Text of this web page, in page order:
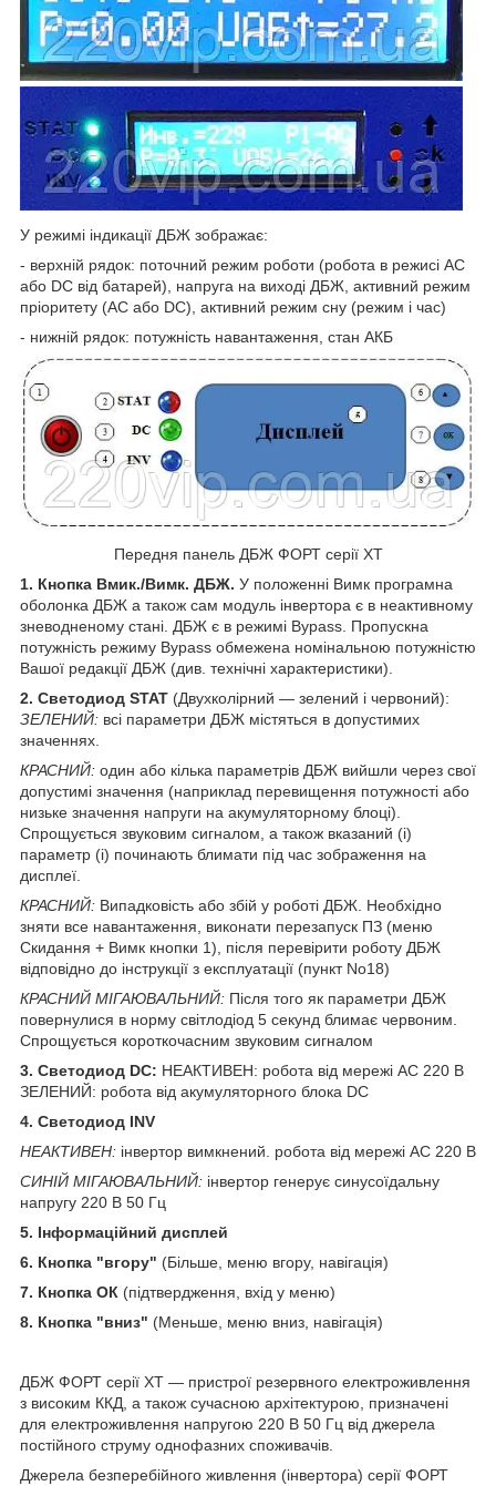
У режимі індикації ДБЖ зображає:
- верхній рядок: поточний режим роботи (робота в режисі АС
або DC від батарей), напруга на виході ДБЖ, активний режим
пріоритету (АС або DC), активний режим сну (режим і час)
- нижній рядок: потужність навантаження, стан АКБ
Передня панель ДБЖ ФОРТ серії ХТ
1. Кнопка Вмик./Вимк. ДБЖ. У положенні Вимк програмна
оболонка ДБЖ а також сам модуль інвертора є в неактивному
зневодненому стані. ДБЖ є в режимі Bypass. Пропускна
потужність режиму Bypass обмежена номінальною потужністю
Вашої редакції ДБЖ (див. технічні характеристики).
2. Светодиод STAT (Двухколірний — зелений і червоний):
ЗЕЛЕНИЙ: всі параметри ДБЖ містяться в допустимих
значеннях.
КРАСНИЙ: один або кілька параметрів ДБЖ вийшли через свої
допустимі значення (наприклад перевищення потужності або
низьке значення напруги на акумуляторному блоці).
Спрощується звуковим сигналом, а також вказаний (і)
параметр (і) починають блимати під час зображення на
дисплеї.
КРАСНИЙ: Випадковість або збій у роботі ДБЖ. Необхідно
зняти все навантаження, виконати перезапуск ПЗ (меню
Скидання + Вимк кнопки 1), після перевірити роботу ДБЖ
відповідно до інструкції з експлуатації (пункт No18)
КРАСНИЙ МІГАЮВАЛЬНИЙ: Після того як параметри ДБЖ
повернулися в норму світлодіод 5 секунд блимає червоним.
Спрощується короткочасним звуковим сигналом
3. Светодиод DC: НЕАКТИВЕН: робота від мережі АС 220 В
ЗЕЛЕНИЙ: робота від акумуляторного блока DC
4. Светодиод INV
НЕАКТИВЕН: інвертор вимкнений. робота від мережі АС 220 В
СИНІЙ МІГАЮВАЛЬНИЙ: інвертор генерує синусоїдальну
напругу 220 В 50 Гц
5. Інформаційний дисплей
6. Кнопка "вгору" (Більше, меню вгору, навігація)
7. Кнопка ОК (підтвердження, вхід у меню)
8. Кнопка "вниз" (Меньше, меню вниз, навігація)
ДБЖ ФОРТ серії XT — пристрої резервного електроживлення
з високим ККД, а також сучасною архітектурою, призначені
для електроживлення напругою 220 В 50 Гц від джерела
постійного струму однофазних споживачів.
Джерела безперебійного живлення (інвертора) серії ФОРТ